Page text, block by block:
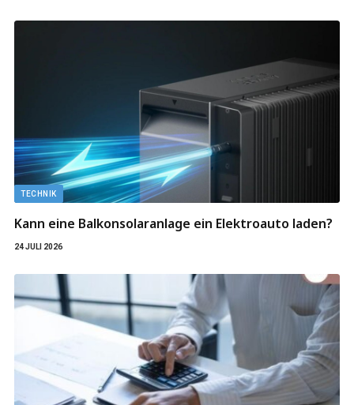
TECHNIK
Kann eine Balkonsolaranlage ein Elektroauto laden?
24 JULI 2026